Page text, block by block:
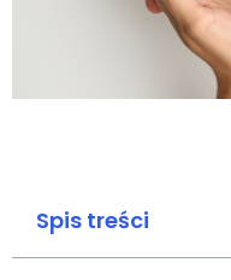
Spis treści